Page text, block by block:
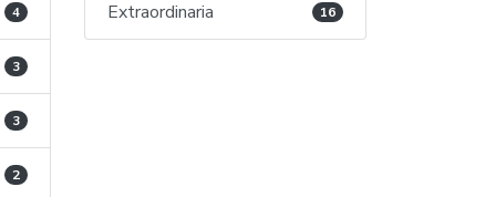
4
3
3
2
Extraordinaria 16